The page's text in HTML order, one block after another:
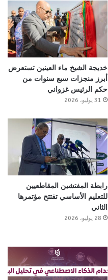
خديجة الشيخ ماء العينين تستعرض
أبرز منجزات سبع سنوات من
حكم الرئيس غزواني
31 يوليو، 2026
رابطة المفتشين المقاطعيين
للتعليم الأساسي تفتتح مؤتمرها
الثاني
28 يوليو، 2026